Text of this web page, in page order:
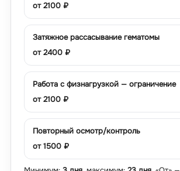
от2100 ₽
Затяжное рассасывание гематомы
от2400 ₽
Работа с физнагрузкой — ограничение
от2100 ₽
Повторный осмотр/контроль
от1500 ₽